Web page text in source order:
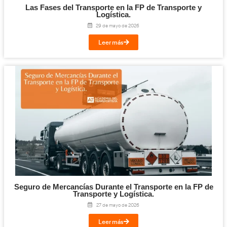
Examen Carnet Tráiler:
los Permisos C+E y C1+E.
Maniobra de Marcha Atrás
Recta y Curva
Las maniobras de marcha atrás suelen ser un reto para los